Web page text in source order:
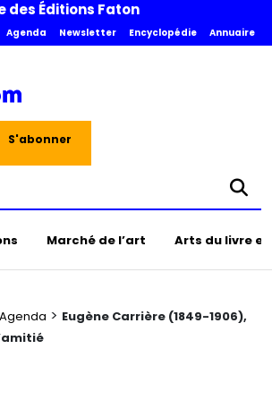
des Éditions Faton
Agenda Newsletter Encyclopédie Annuaire
S'abonner
Marché de l’art Arts du livre
Agenda > Eugène Carrière (1849-1906),